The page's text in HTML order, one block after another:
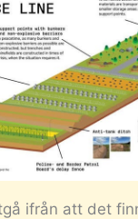
ifrån att det